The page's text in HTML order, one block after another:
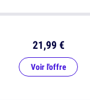
21,99 €
Voir l'offre